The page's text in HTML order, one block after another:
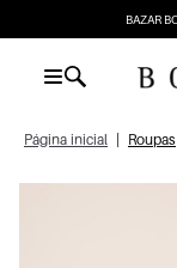
BAZAR
Página inicial Roupas